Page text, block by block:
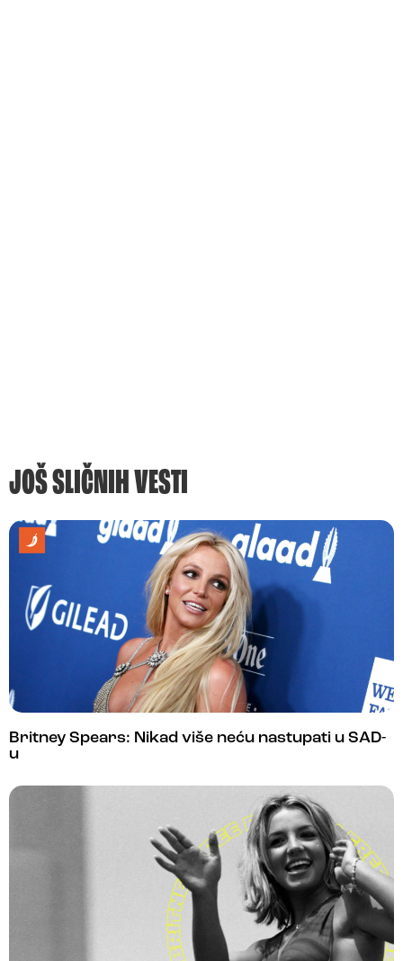
JOŠ SLIČNIH VESTI
Britney Spears: Nikad više neću nastupati u SAD-
u